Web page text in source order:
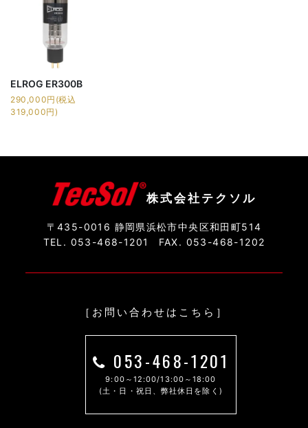
ELROG ER300B
290,000円(税込
319,000円)
株式会社テクソル
〒435-0016 静岡県浜松市中央区和田町514
TEL. 053-468-1201
FAX. 053-468-1202
［お問い合わせはこちら］
053-468-1201
9:00～12:00/13:00～18:00
(土・日・祝日、弊社休日を除く)